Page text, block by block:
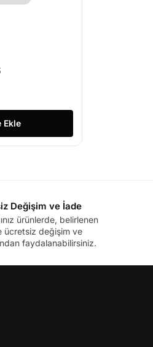
Ekle
Değişim ve İade
ürünlerde, belirlenen
ücretsiz değişim ve
faydalanabilirsiniz.